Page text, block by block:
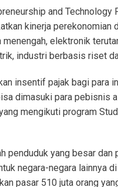
and
kinerja perekonomian
elektronik
industri berbasis riset
insentif pajak bagi para
dimasuki para pebisnis
mengikuti program
penduduk yang besar
negara-negara lainnya
pasar 510 juta orang